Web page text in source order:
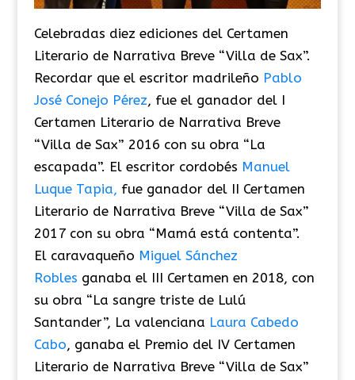
Celebradas diez ediciones del Certamen
Literario de Narrativa Breve “Villa de Sax”.
Recordar que el escritor madrileño Pablo
José Conejo Pérez, fue el ganador del I
Certamen Literario de Narrativa Breve
“Villa de Sax” 2016 con su obra “La
escapada”. El escritor cordobés Manuel
Luque Tapia, fue ganador del II Certamen
Literario de Narrativa Breve “Villa de Sax”
2017 con su obra “Mamá está contenta”.
El caravaqueño Miguel Sánchez
Robles ganaba el III Certamen en 2018, con
su obra “La sangre triste de Lulú
Santander”, La valenciana Laura Cabedo
Cabo, ganaba el Premio del IV Certamen
Literario de Narrativa Breve “Villa de Sax”